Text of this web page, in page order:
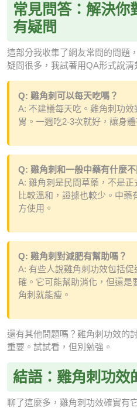
常見問答：解決你
有疑問
這部分我收集了網友常問的問題
疑問很多，我試著用QA形式說清
Q: 雞角刺可以每天吃嗎？
A: 不建議每天吃。雞角刺功
胃。一週吃2-3次就好，讓身體
Q: 雞角刺和一般中藥有什麼不
A: 雞角刺是民間草藥，不是
比較溫和，證據也較少。中藥
方使用。
Q: 雞角刺對減肥有幫助嗎？
A: 有些人說雞角刺功效包括
確。它可能幫助消化，但還是
角刺就能瘦。
還有其他問題嗎？雞角刺功效的
重要。試試看，但別勉強。
結語：雞角刺功效
聊了這麼多，雞角刺功效確實有